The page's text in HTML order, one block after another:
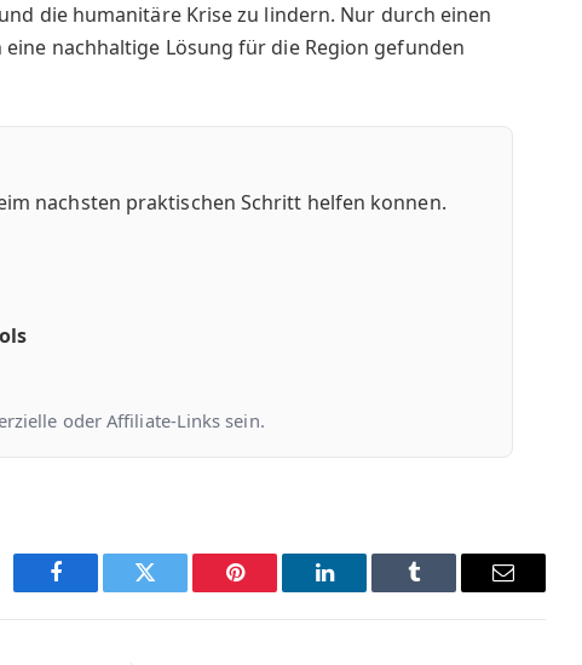
die humanitäre Krise zu lindern. Nur durch einen
nachhaltige Lösung für die Region gefunden
nachsten praktischen Schritt helfen konnen.
oder Affiliate-Links sein.
Facebook Twitter Pinterest LinkedIn Tumblr Email